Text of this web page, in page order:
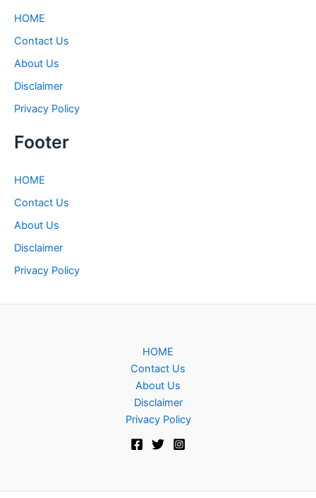
HOME
Contact Us
About Us
Disclaimer
Privacy Policy
Footer
HOME
Contact Us
About Us
Disclaimer
Privacy Policy
HOME
Contact Us
About Us
Disclaimer
Privacy Policy